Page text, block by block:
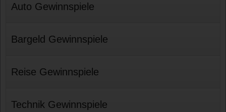
Auto Gewinnspiele
Bargeld Gewinnspiele
Reise Gewinnspiele
Technik Gewinnspiele